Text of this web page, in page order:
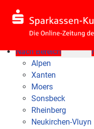
Nach Bereich
Alpen
Xanten
Moers
Sonsbeck
Rheinberg
Neukirchen-Vluyn